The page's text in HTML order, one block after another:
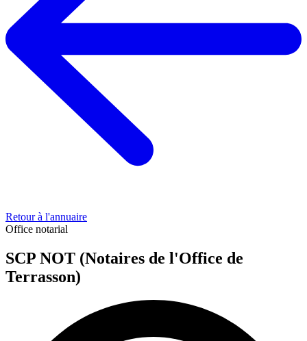
Retour à l'annuaire
Office notarial
SCP NOT (Notaires de l'Office de
Terrasson)